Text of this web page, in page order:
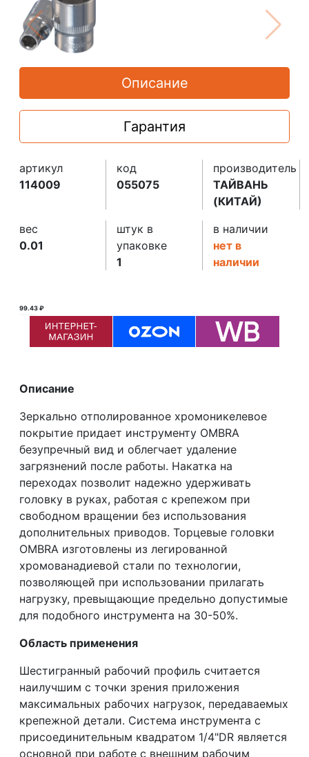
Описание
Гарантия
артикул
114009
код
055075
производитель
ТАЙВАНЬ
(КИТАЙ)
вес
0.01
штук в
упаковке
1
в наличии
нет в
наличии
99.43 ₽
Описание
Зеркально отполированное хромоникелевое
покрытие придает инструменту OMBRA
безупречный вид и облегчает удаление
загрязнений после работы. Накатка на
переходах позволит надежно удерживать
головку в руках, работая с крепежом при
свободном вращении без использования
дополнительных приводов. Торцевые головки
OMBRA изготовлены из легированной
хромованадиевой стали по технологии,
позволяющей при использовании прилагать
нагрузку, превыщающие предельно допустимые
для подобного инструмента на 30-50%.
Область применения
Шестигранный рабочий профиль считается
наилучшим с точки зрения приложения
максимальных рабочих нагрузок, передаваемых
крепежной детали. Система инструмента с
присоединительным квадратом 1/4"DR является
основной при работе с внешним рабочим